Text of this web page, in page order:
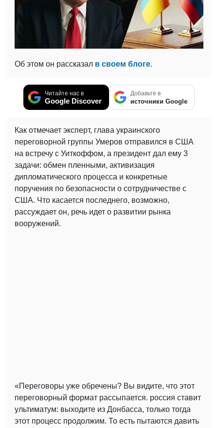
Об этом он рассказал в своем блоге.
Читайте нас в
Google Discover
Добавьте в
источники Google
Как отмечает эксперт, глава украинского
переговорной группы Умеров отправился в США
на встречу с Уиткоффом, а президент дал ему 3
задачи: обмен пленными, активизация
дипломатического процесса и конкретные
поручения по безопасности о сотрудничестве с
США. Что касается последнего, возможно,
рассуждает он, речь идет о развитии рынка
вооружений.
«Переговоры уже обречены? Вы видите, что этот
переговорный формат рассыпается. россия ставит
ультиматум: выходите из Донбасса, только тогда
этот процесс продолжим. То есть пытаются давить